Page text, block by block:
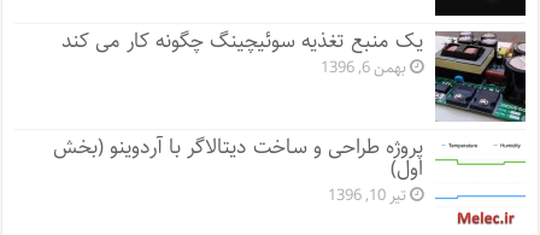
یک منبع تغذیه سوئیچینگ چگونه کار می کند
بهمن 6, 1396
پروژه طراحی و ساخت دیتالاگر با آردوینو (بخش
اول)
تیر 10, 1396